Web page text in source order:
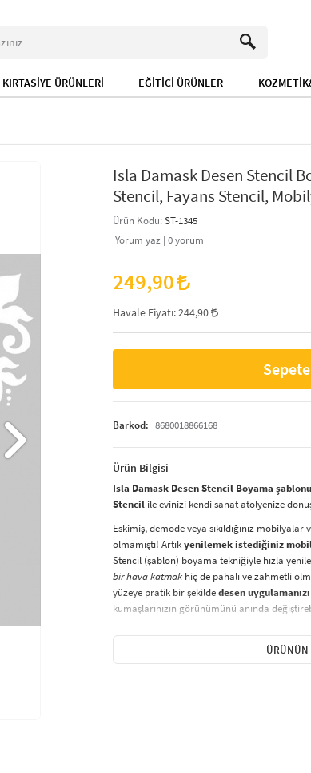
KIRTASİYE ÜRÜNLERİ EĞİTİCİ ÜRÜNLER
Isla Damask Desen Stencil
Stencil, Fayans Stencil,
Ürün Kodu:ST-1345
Yorum yaz | 0yorum
249,90
Havale Fiyatı:244,90
Barkod: 8680018866168
Ürün Bilgisi
Isla Damask Desen Stencil Boyama
Stencil ile evinizi kendi sanat atölyenize
Eskimiş, demode veya sıkıldığınız
olmamıştı! Artıkyenilemek istediğiniz
Stencil (şablon) boyama tekniğiyle hızla
bir hava katmak hiç de pahalı ve zahmetli
yüzeye pratik bir şekildedesen uygulamanızı
kumaşlarınızın görünümünü anında
sabitleyip, istediğiniz renklerle boyama
boyama seti ile yaratıcı projeler
tekniği, her türlü yüzeyde
ÜRÜNÜN